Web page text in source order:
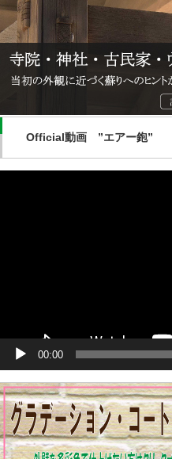
Official動画 ”エアー鉋”
00:00